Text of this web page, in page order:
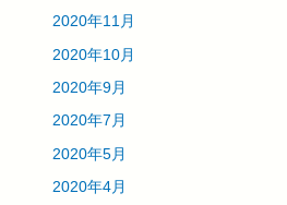
2020年11月
2020年10月
2020年9月
2020年7月
2020年5月
2020年4月